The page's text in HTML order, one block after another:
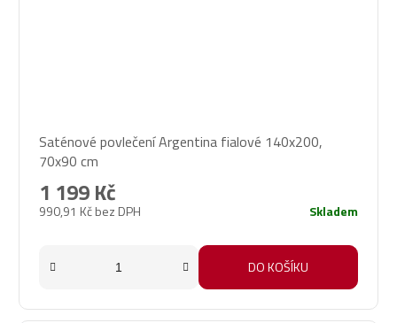
Saténové povlečení Argentina fialové 140x200,
70x90 cm
990,91 Kč bez DPH
1 199 Kč
Skladem
DO KOŠÍKU